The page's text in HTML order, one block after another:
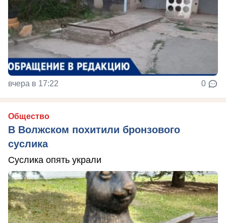
вчера в 17:22 0
Общество
В Волжском похитили бронзового
суслика
Суслика опять украли